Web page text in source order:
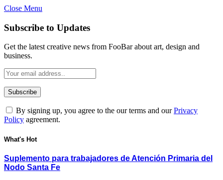
Close Menu
Subscribe to Updates
Get the latest creative news from FooBar about art, design and
business.
By signing up, you agree to the our terms and ourPrivacy
Policy agreement.
What's Hot
Suplemento para trabajadores de Atención Primaria del
Nodo Santa Fe